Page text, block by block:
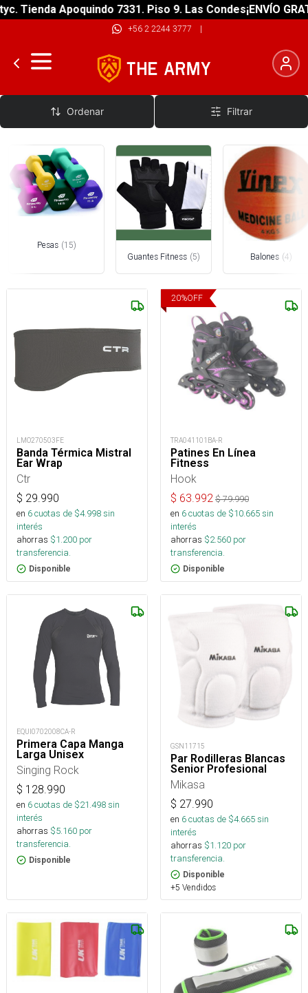
Apoquindo 7331. Piso 9. Las Condes¡ENVÍO
+56 2 2244 3777 |
Fitness
Ordenar Filtrar
Pesas (15)
Guantes Fitness (5) Balones (4)
LMO270503FE
Banda Térmica Mistral
Ear Wrap
Ctr
$ 29.990
en 6cuotas de $4.998sin
interés
ahorras $1.200 por
transferencia.
Disponible
20%OFF
TRA041101BA-R
Patines En Línea
Fitness
Hook
$ 63.992 $79.990
en 6cuotas de $10.665sin
interés
ahorras $2.560 por
transferencia.
Disponible
EQUI0702008CA-R
Primera Capa Manga
Larga Unisex
Singing Rock
$ 128.990
en 6cuotas de $21.498sin
interés
ahorras $5.160 por
transferencia.
Disponible
GSN11715
Par Rodilleras Blancas
Senior Profesional
Mikasa
$ 27.990
en 6cuotas de $4.665sin
interés
ahorras $1.120 por
transferencia.
Disponible
+5 Vendidos